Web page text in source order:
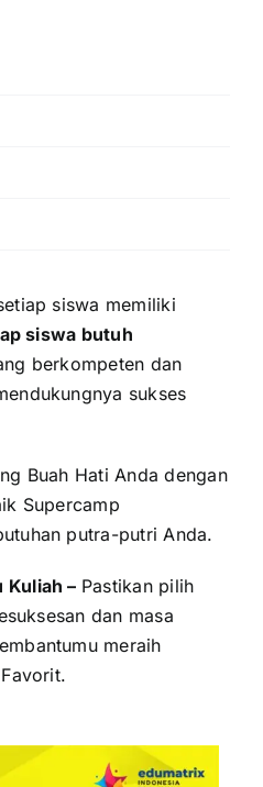
siswa memiliki
siswa butuh
berkompeten dan
sukses
Buah Hati Anda dengan
Supercamp
putra-putri Anda.
Kuliah – Pastikan pilih
dan masa
meraih